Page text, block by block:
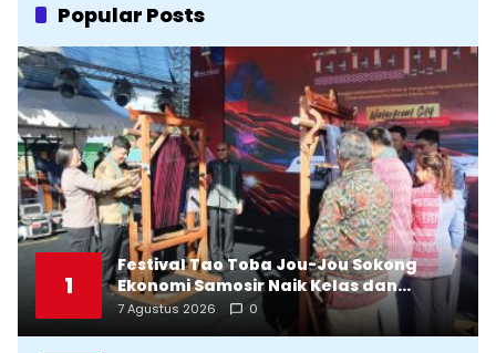
Popular Posts
1
Festival Tao Toba Jou-Jou Sokong
Ekonomi Samosir Naik Kelas dan
Pariwisata Menjadi Sumber
Pertumbuhan Ekonomi Baru
7 Agustus 2026 0